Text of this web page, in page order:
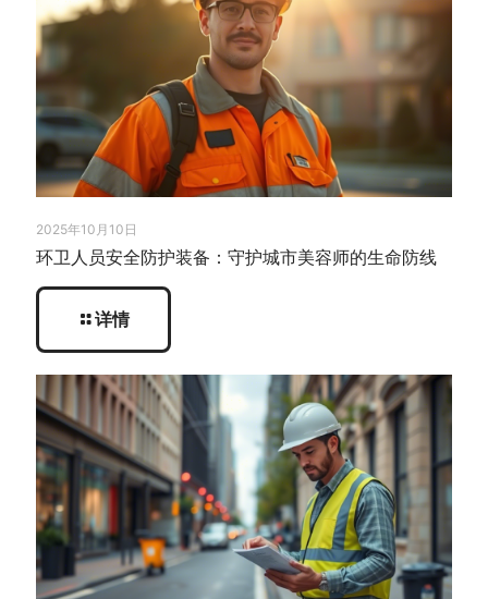
2025年10月10日
环卫人员安全防护装备：守护城市美容师的生命防线
详情